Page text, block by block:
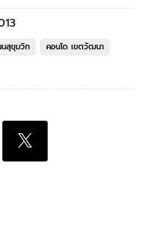
สุขุมวิท
คอนโด เขตวัฒนา